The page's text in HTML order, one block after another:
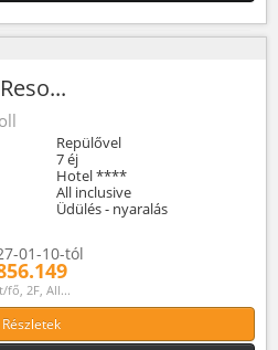
Repülővel
7 éj
Hotel ****
All inclusive
Üdülés - nyaralás
01-10-tól
fő, 2F, All...
Részletek